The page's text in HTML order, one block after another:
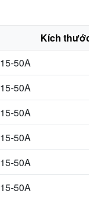
Kích
15-50A
15-50A
15-50A
15-50A
15-50A
15-50A